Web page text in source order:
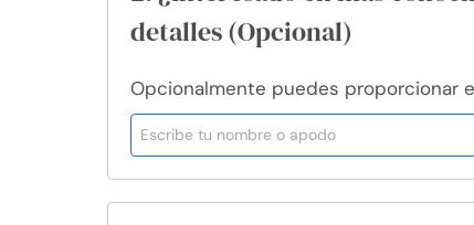
detalles (Opcional)
Opcionalmente puedes proporcionar